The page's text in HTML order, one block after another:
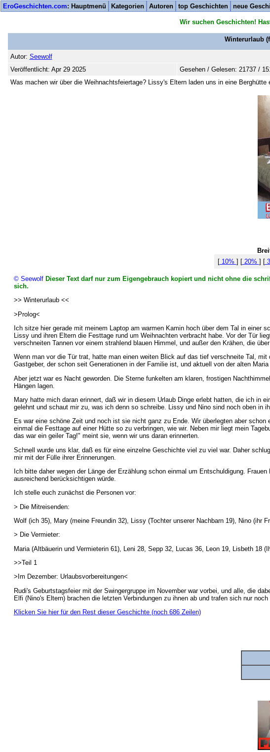
EroGeschichten.com: Hauptmenü Kategorien Autoren top Geschichten neue
Wir suchen Geschichten!
Winterurlaub
Autor: Seewolf
Veröffentlicht: Apr 29 2025
Gesehen / Gelesen: 21737 /
Was machen wir über die Weihnachtsfeiertage? Lissy's Eltern laden uns in eine Berghütte
[10% ] [20% ] [
© Seewolf Dieser Text darf nur zum Eigengebrauch kopiert und nicht ohne die
sich.
>> Winterurlaub <<
>Prolog<
Ich sitze hier gerade mit meinem Laptop am warmen Kamin hoch über dem Tal in
Lissy und ihren Eltern die Festtage rund um Weihnachten verbracht habe. Vor der Tür
verschneiten Tannen vor einem strahlend blauen Himmel, und außer den Krähen, die
Wenn man vor die Tür trat, hatte man einen weiten Blick auf das tief verschneite Tal,
Gastgeber, der schon seit Generationen in der Familie ist, und aktuell von der alten
Aber jetzt war es Nacht geworden. Die Sterne funkelten am klaren, frostigen
Hängen lagen.
Mary hatte mich daran erinnert, daß wir in diesem Urlaub Dinge erlebt hatten, die ich in
gelehnt und schaut mir zu, was ich denn so schreibe. Lissy und Nino sind noch oben in
Es war eine schöne Zeit und noch ist sie nicht ganz zu Ende. Wir überlegten aber
einmal die Festtage auf einer Hütte so zu verbringen, wie wir. Neben mir liegt mein
das war ein geiler Tag!" meint sie, wenn wir uns daran erinnerten.
Schnell wurde uns klar, daß es für eine einzelne Geschichte viel zu viel war. Daher
mir mit der Fülle ihrer Erinnerungen.
Ich bitte daher wegen der Länge der Erzählung schon einmal um Entschuldigung.
ausreichend berücksichtigen würde.
Ich stelle euch zunächst die Personen vor:
> Die Mitreisenden:
Wolf (ich 35), Mary (meine Freundin 32), Lissy (Tochter unserer Nachbarn 19), Nino
> Die Vermieter:
Maria (Altbäuerin und Vermieterin 61), Leni 28, Sepp 32, Lucas 36, Leon 19, Lisbeth 18
>>Teil 1
>Im Dezember: Urlaubsvorbereitungen<
Rudi's Geburtstagsfeier mit der Swingergruppe im November war vorbei, und alle, die
Elfi (Nino's Eltern) brachen die letzten Verbindungen zu ihnen ab und trafen sich nur
Klicken Sie hier für den Rest dieser Geschichte (noch 686 Zeilen)